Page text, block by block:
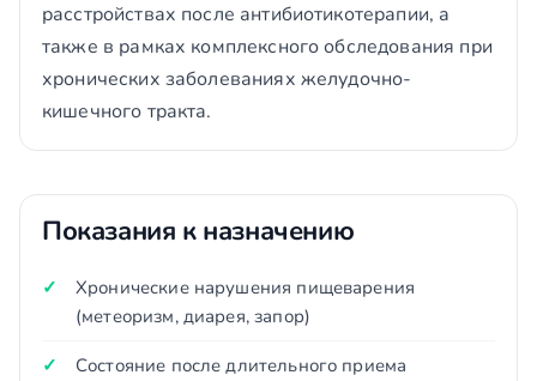
расстройствах после антибиотикотерапии, а
также в рамках комплексного обследования при
хронических заболеваниях желудочно-
кишечного тракта.
Показания к назначению
Хронические нарушения пищеварения
(метеоризм, диарея, запор)
Состояние после длительного приема